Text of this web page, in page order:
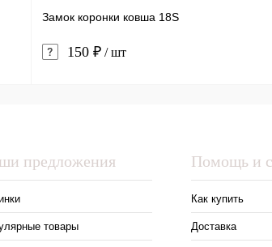
Замок коронки ковша 18S
150 ₽ / шт
предложения
товары
Помощь и
Как купить
Доставка